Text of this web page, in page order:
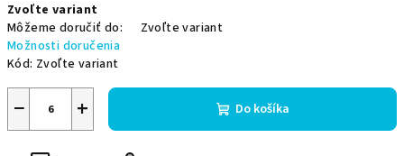
cena:
Zvoľte variant
Môžeme doručiť do:
Zvoľte variant
Možnosti doručenia
Kód: Zvoľte variant
+
− Do košíka